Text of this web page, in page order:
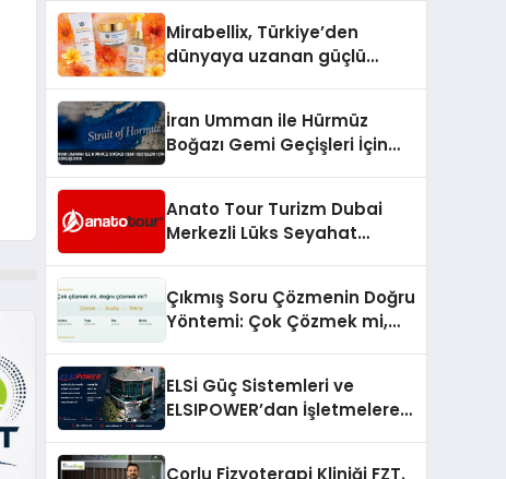
Mirabellix, Türkiye’den
dünyaya uzanan güçlü
İran Umman ile Hürmüz
Boğazı Gemi Geçişleri İçin
Anato Tour Turizm Dubai
Merkezli Lüks Seyahat
Çıkmış Soru Çözmenin Doğru
Yöntemi: Çok Çözmek mi,
ELSİ Güç Sistemleri ve
ELSIPOWER’dan İşletmelere
Çorlu Fizyoterapi Kliniği FZT.